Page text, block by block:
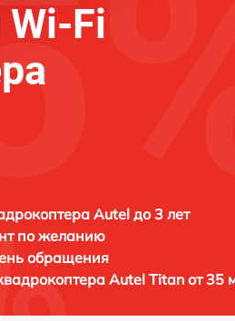
Fi
Autel до 3 лет
по желанию
обращения
Autel Titan от 35